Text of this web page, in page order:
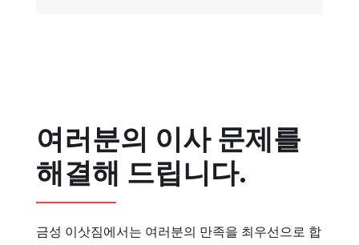
여러분의 이사 문제를
해결해 드립니다.
금성 이삿짐에서는 여러분의 만족을 최우선으로 합